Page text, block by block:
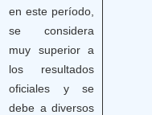
en este período,
se considera
muy superior a
los resultados
oficiales y se
debe a diversos